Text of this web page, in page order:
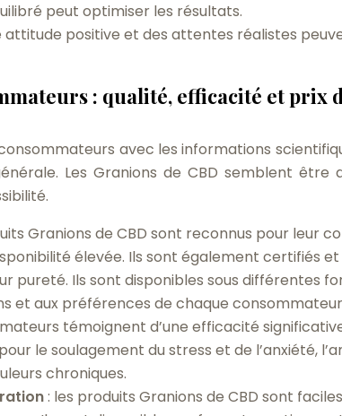
peut optimiser les résultats.
attitude positive et des attentes réalistes
: qualité, efficacité et prix
avec les informations
Les Granions de CBD semblent être
Granions de CBD sont reconnus pour leur
élevée. Ils sont également certifiés
pureté. Ils sont disponibles sous différentes
et aux préférences de chaque
témoignent d’une efficacité
le soulagement du stress et de l’anxiété,
chroniques.
: les produits Granions de CBD sont